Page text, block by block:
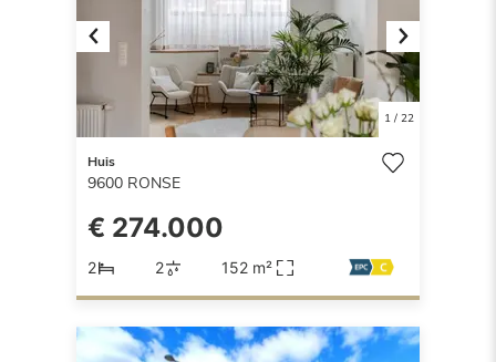
Previous Next
1/ 22
Huis
9600 RONSE
€ 274.000
2 2 152 m²